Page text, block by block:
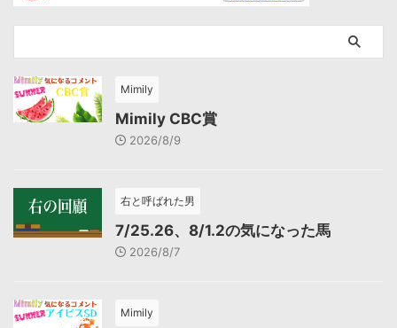
Mimily
Mimily CBC賞
2026/8/9
右と呼ばれた男
7/25.26、8/1.2の気になった馬
2026/8/7
Mimily